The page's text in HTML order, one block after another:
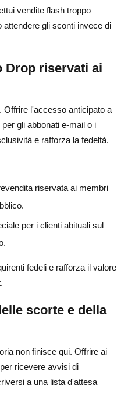
vendite flash troppo
gli sconti invece di
Drop riservati ai
Offrire l'accesso anticipato a
gli abbonati e-mail o i
e rafforza la fedeltà.
riservata ai membri
per i clienti abituali sul
fedeli e rafforza il valore
scorte e della
non finisce qui. Offrire ai
ricevere avvisi di
a una lista d'attesa